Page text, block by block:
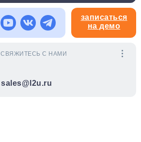
записаться
на демо
СВЯЖИТЕСЬ С НАМИ
sales@l2u.ru